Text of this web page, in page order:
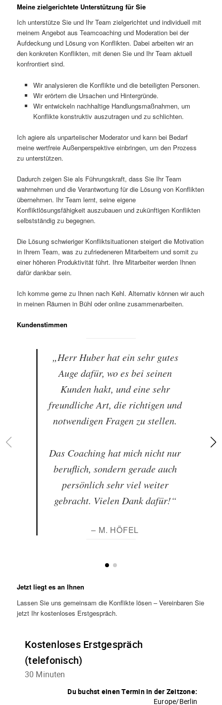
Meine zielgerichtete Unterstützung für Sie
Ich unterstütze Sie und Ihr Team zielgerichtet und individuell mit
meinem Angebot aus Teamcoaching und Moderation bei der
Aufdeckung und Lösung von Konflikten. Dabei arbeiten wir an
den konkreten Konflikten, mit denen Sie und Ihr Team aktuell
konfrontiert sind.
Wir analysieren die Konflikte und die beteiligten Personen.
Wir erörtern die Ursachen und Hintergründe.
Wir entwickeln nachhaltige Handlungsmaßnahmen, um
Konflikte konstruktiv auszutragen und zu schlichten.
Ich agiere als unparteiischer Moderator und kann bei Bedarf
meine wertfreie Außenperspektive einbringen, um den Prozess
zu unterstützen.
Dadurch zeigen Sie als Führungskraft, dass Sie Ihr Team
wahrnehmen und die Verantwortung für die Lösung von Konflikten
übernehmen. Ihr Team lernt, seine eigene
Konfliktlösungsfähigkeit auszubauen und zukünftigen Konflikten
selbstständig zu begegnen.
Die Lösung schwieriger Konfliktsituationen steigert die Motivation
in Ihrem Team, was zu zufriedeneren Mitarbeitern und somit zu
einer höheren Produktivität führt. Ihre Mitarbeiter werden Ihnen
dafür dankbar sein.
Ich komme gerne zu Ihnen nach Kehl. Alternativ können wir auch
in meinen Räumen in Bühl oder online zusammenarbeiten.
Kundenstimmen
„Herr Huber hat ein sehr gutes
Auge dafür, wo es bei seinen
Kunden hakt, und eine sehr
freundliche Art, die richtigen und
notwendigen Fragen zu stellen.
Das Coaching hat mich nicht nur
beruflich, sondern gerade auch
persönlich sehr viel weiter
gebracht. Vielen Dank dafür!“
– M. HÖFEL
Jetzt liegt es an Ihnen
Lassen Sie uns gemeinsam die Konflikte lösen – Vereinbaren Sie
jetzt Ihr kostenloses Erstgespräch.